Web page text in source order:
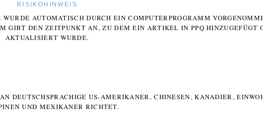
RISIKOHINWEIS
AUTOMATISCH DURCH EIN COMPUTERPROGRAMM
GIBT DEN ZEITPUNKT AN, ZU DEM EIN ARTIKEL IN PPQ HINZUGEFÜGT
AKTUALISIERT WURDE.
DEUTSCHSPRACHIGE US-AMERIKANER, CHINESEN, KANADIER,
UND MEXIKANER RICHTET.